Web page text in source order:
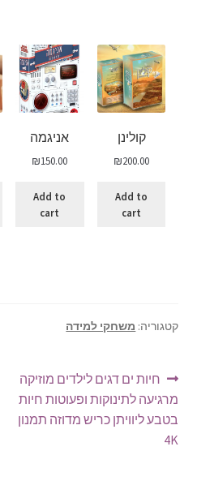
קולינן
₪200.00
Add to
cart
אניגמה
₪150.00
Add to
cart
קטגוריה: משחקי למידה
ניווט
הפוסט
הקודם:
חיות ים דגים לילדים מוזיקה
מרגיעה לתינוקות ופעוטות חיות
בטבע ליוויתן כריש מדוזה תמנון
4K